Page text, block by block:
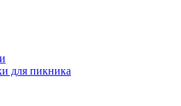
для пикника